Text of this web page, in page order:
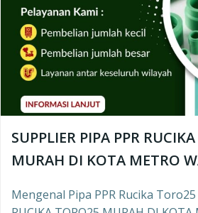
SUPPLIER PIPA PPR
MURAH DI KOTA METRO
Mengenal Pipa PPR Rucika Toro25